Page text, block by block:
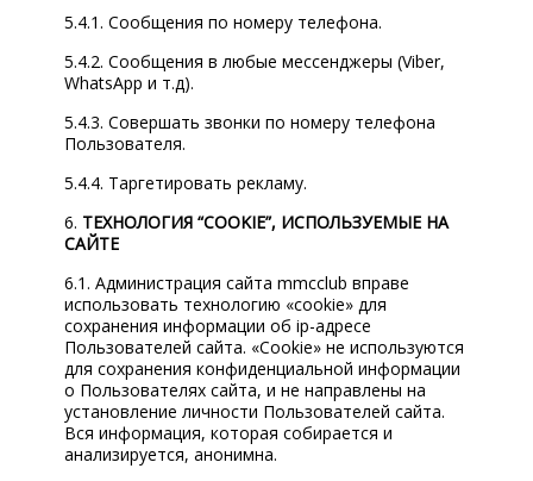
5.4.1. Сообщения по номеру телефона.
5.4.2. Сообщения в любые мессенджеры (Viber,
WhatsApp и т.д).
5.4.3. Совершать звонки по номеру телефона
Пользователя.
5.4.4. Таргетировать рекламу.
6. ТЕХНОЛОГИЯ “COOKIE”, ИСПОЛЬЗУЕМЫЕ НА
САЙТЕ
6.1. Администрация сайта mmcclub вправе
использовать технологию «cookie» для
сохранения информации об ip-адресе
Пользователей сайта. «Cookie» не используются
для сохранения конфиденциальной информации
о Пользователях сайта, и не направлены на
установление личности Пользователей сайта.
Вся информация, которая собирается и
анализируется, анонимна.